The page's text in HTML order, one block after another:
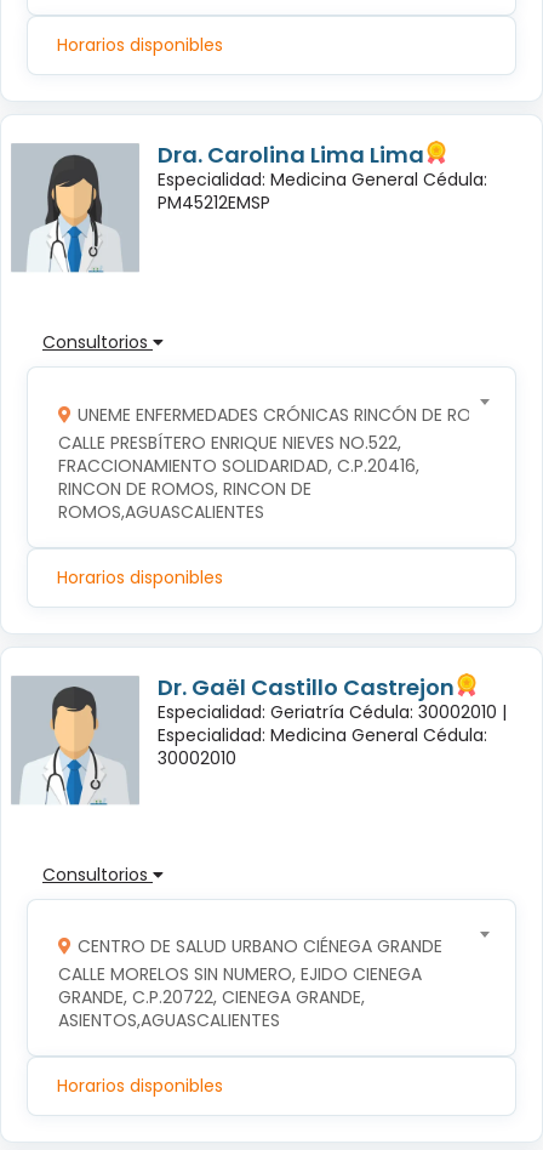
Horarios disponibles
Dra. Carolina Lima Lima
Especialidad: Medicina General Cédula:
PM45212EMSP
Consultorios
UNEME ENFERMEDADES CRÓNICAS RINCÓN DE ROMOS
CALLE PRESBÍTERO ENRIQUE NIEVES NO.522,
FRACCIONAMIENTO SOLIDARIDAD, C.P.20416,
RINCON DE ROMOS, RINCON DE
ROMOS,AGUASCALIENTES
Horarios disponibles
Dr. Gaël Castillo Castrejon
Especialidad: Geriatría Cédula: 30002010 |
Especialidad: Medicina General Cédula:
30002010
Consultorios
CENTRO DE SALUD URBANO CIÉNEGA GRANDE
CALLE MORELOS SIN NUMERO, EJIDO CIENEGA
GRANDE, C.P.20722, CIENEGA GRANDE,
ASIENTOS,AGUASCALIENTES
Horarios disponibles